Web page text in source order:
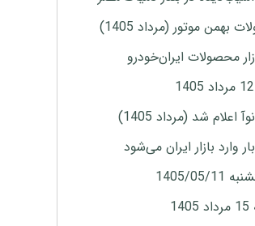
موتور (مرداد 1405)
محصولات ایران‌خودرو
شد (مرداد 1405)
05/11